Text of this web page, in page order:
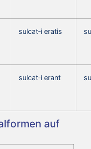
sulcat‑i eratis
sulcat‑i erant
auf